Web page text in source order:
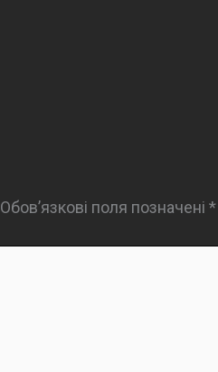
Обов’язкові поля позначені*